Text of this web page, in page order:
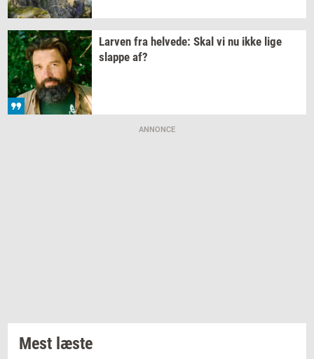
Lar­ven fra hel­ve­de: Skal vi nu ikke lige
slap­pe af?
ANNONCE
Mest læste